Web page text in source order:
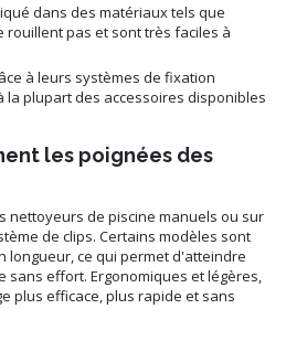
dans des matériaux tels que
rouillent pas et sont très faciles à
à leurs systèmes de fixation
la plupart des accessoires disponibles
les poignées des
nettoyeurs de piscine manuels ou sur
de clips. Certains modèles sont
longueur, ce qui permet d'atteindre
sans effort. Ergonomiques et légères,
plus efficace, plus rapide et sans